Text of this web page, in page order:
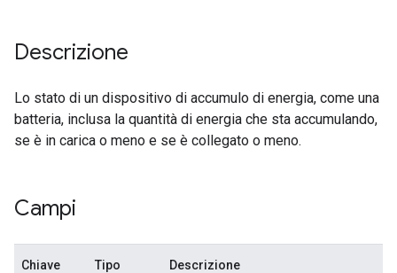
Descrizione
Lo stato di un dispositivo di accumulo di energia, come una
batteria, inclusa la quantità di energia che sta accumulando,
se è in carica o meno e se è collegato o meno.
Campi
Chiave Tipo Descrizione